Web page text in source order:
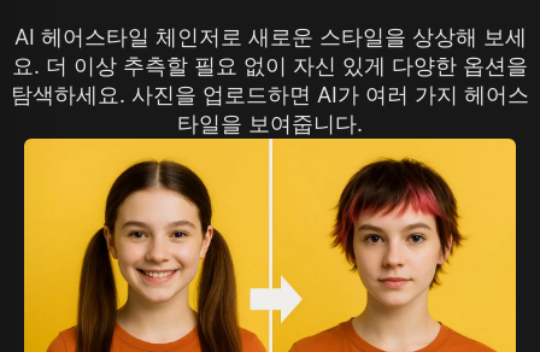
AI 헤어스타일 체인저로 새로운 스타일을 상상해 보세
요. 더 이상 추측할 필요 없이 자신 있게 다양한 옵션을
탐색하세요. 사진을 업로드하면 AI가 여러 가지 헤어스
타일을 보여줍니다.